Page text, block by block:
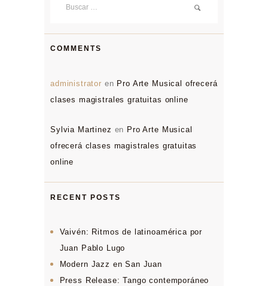
COMMENTS
administrator en Pro Arte Musical ofrecerá
clases magistrales gratuitas online
Sylvia Martinez en Pro Arte Musical
ofrecerá clases magistrales gratuitas
online
RECENT POSTS
Vaivén: Ritmos de latinoamérica por
Juan Pablo Lugo
Modern Jazz en San Juan
Press Release: Tango contemporáneo